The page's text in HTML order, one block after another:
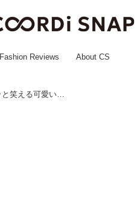
Fashion Reviews About CS
断然欲しいのは【バッグチャーム】！ クスッと笑える可愛いアイテムって？